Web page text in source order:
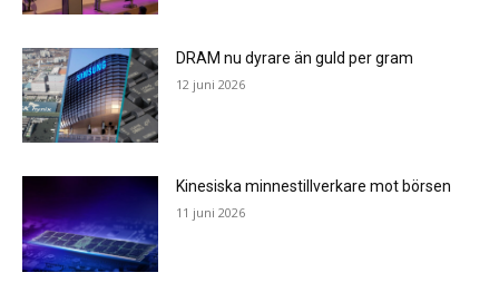
DRAM nu dyrare än guld per gram
12 juni 2026
Kinesiska minnestillverkare mot börsen
11 juni 2026